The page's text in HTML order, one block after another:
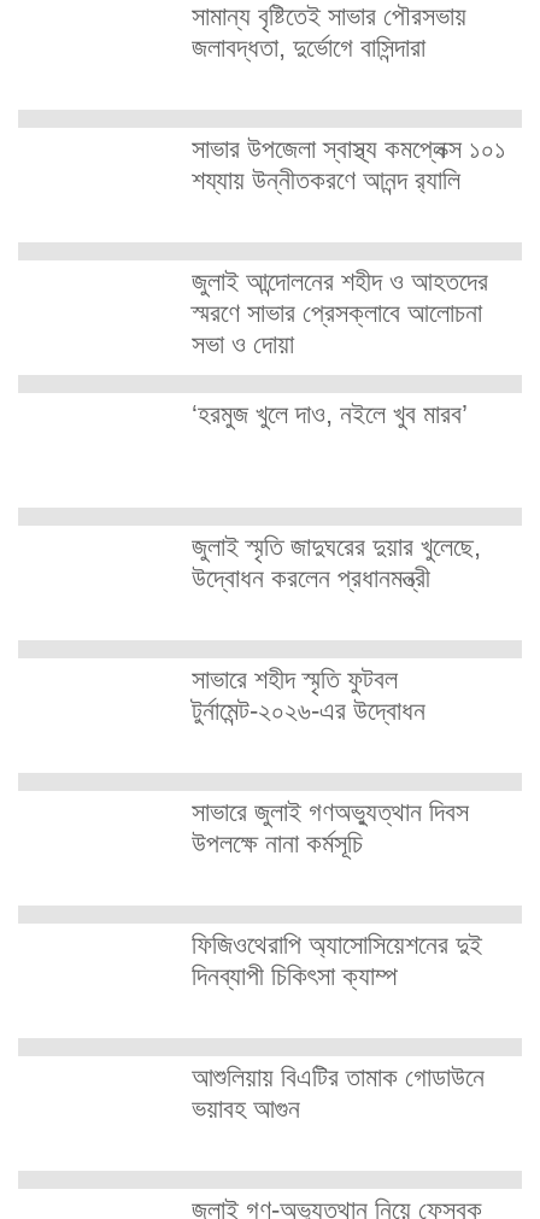
সামান্য বৃষ্টিতেই সাভার পৌরসভায়
জলাবদ্ধতা, দুর্ভোগে বাসিন্দারা
সাভার উপজেলা স্বাস্থ্য কমপ্লেক্স ১০১
শয্যায় উন্নীতকরণে আনন্দ র‍্যালি
জুলাই আন্দোলনের শহীদ ও আহতদের
স্মরণে সাভার প্রেসক্লাবে আলোচনা
সভা ও দোয়া
‘হরমুজ খুলে দাও, নইলে খুব মারব’
জুলাই স্মৃতি জাদুঘরের দুয়ার খুলেছে,
উদ্বোধন করলেন প্রধানমন্ত্রী
সাভারে শহীদ স্মৃতি ফুটবল
টুর্নামেন্ট-২০২৬-এর উদ্বোধন
সাভারে জুলাই গণঅভ্যুত্থান দিবস
উপলক্ষে নানা কর্মসূচি
ফিজিওথেরাপি অ্যাসোসিয়েশনের দুই
দিনব্যাপী চিকিৎসা ক্যাম্প
আশুলিয়ায় বিএটির তামাক গোডাউনে
ভয়াবহ আগুন
জুলাই গণ-অভ্যুত্থান নিয়ে ফেসবুক